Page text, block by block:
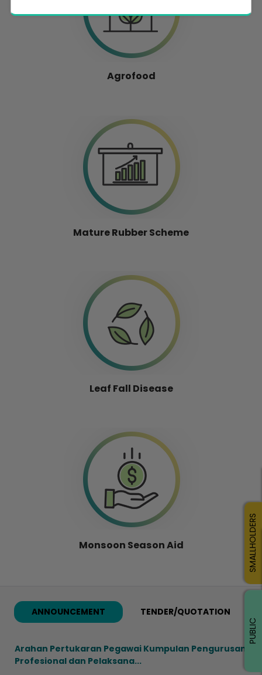
Agrofood
Mature Rubber Scheme
Leaf Fall Disease
Monsoon Season Aid
ANNOUNCEMENT TENDER/QUOTATION
Arahan Pertukaran Pegawai Kumpulan Pengurusan
Profesional dan Pelaksana...
SMALLHOLDERS
PUBLIC